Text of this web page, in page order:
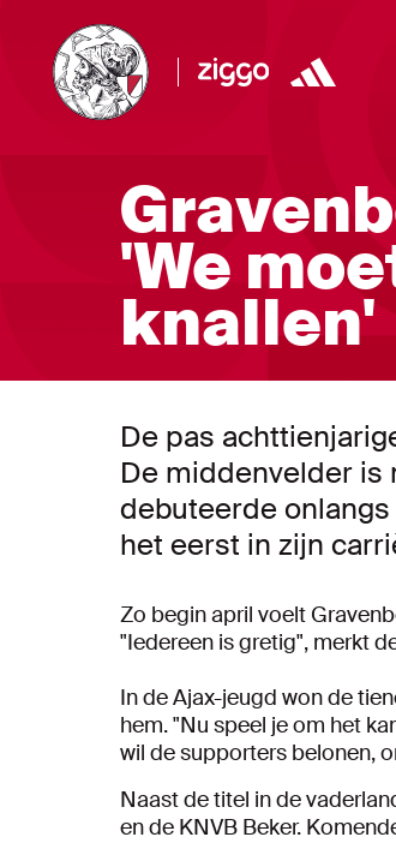
'We
knallen'
De pas
De middenvelder is
debuteerde
het eerst in zijn
Zo begin april voelt
"Iedereen is gretig", merkt
In de Ajax-jeugd won de
hem. "Nu speel je om het
wil de supporters belonen,
Naast de titel in de
en de KNVB Beker.